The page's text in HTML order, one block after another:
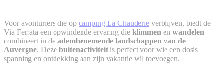
Voor avonturiers die op camping La Chauderie verblijven, biedt de
Via Ferrata een opwindende ervaring die klimmen en wandelen
combineert in de adembenemende landschappen van de
Auvergne. Deze buitenactiviteit is perfect voor wie een dosis
spanning en ontdekking aan zijn vakantie wil toevoegen.